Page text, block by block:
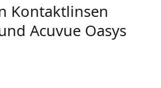
Kontaktlinsen
Acuvue Oasys